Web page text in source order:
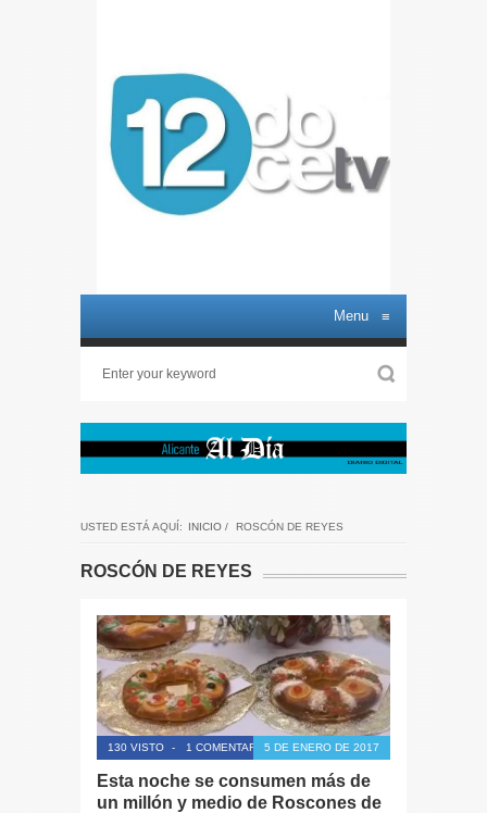
Menu ≡
USTED ESTÁ AQUÍ: INICIO / ROSCÓN DE REYES
ROSCÓN DE REYES
130 VISTO - 1 COMENTARIO5 DE ENERO DE 2017
Esta noche se consumen más de
un millón y medio de Roscones de